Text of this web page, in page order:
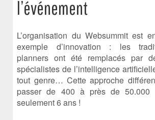
l’événement
L’organisation du Websummit est
exemple d’innovation : les
planners ont été remplacés par
spécialistes de l’intelligence
tout genre… Cette approche
passer de 400 à près de 50.000
seulement 6 ans !